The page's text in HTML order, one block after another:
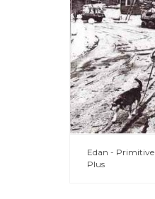
Edan - Primitive
Plus